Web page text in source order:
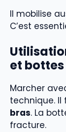
Il mobilise
C’est
et bottes
Marcher
technique. Il
bras. La
fracture.